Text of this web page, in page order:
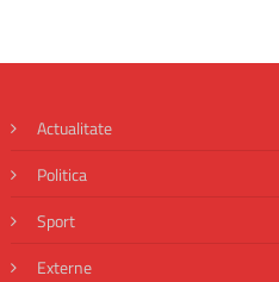
Actualitate
Politica
Sport
Externe